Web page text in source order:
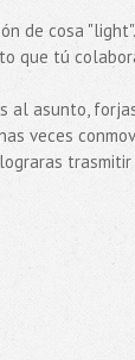
de cosa
que tú
al asunto,
veces